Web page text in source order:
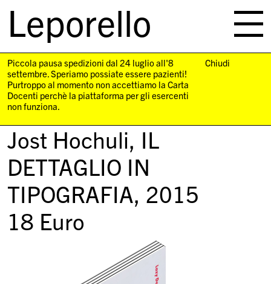
Leporello
navigation
Piccola pausa spedizioni dal 24 luglio all'8
settembre. Speriamo possiate essere pazienti!
Purtroppo al momento non accettiamo la Carta
Docenti perchè la piattaforma per gli esercenti
non funziona.
Chiudi
Jost Hochuli, IL
DETTAGLIO IN
TIPOGRAFIA, 2015
18 Euro